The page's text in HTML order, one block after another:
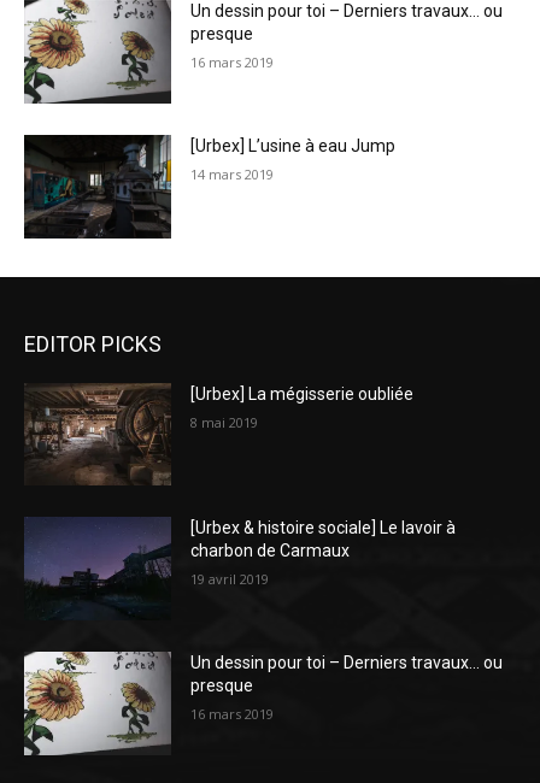
Un dessin pour toi – Derniers travaux… ou
presque
16 mars 2019
[Urbex] L’usine à eau Jump
14 mars 2019
EDITOR PICKS
[Urbex] La mégisserie oubliée
8 mai 2019
[Urbex & histoire sociale] Le lavoir à
charbon de Carmaux
19 avril 2019
Un dessin pour toi – Derniers travaux… ou
presque
16 mars 2019